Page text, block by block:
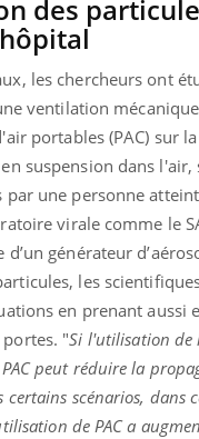
des
les chercheurs ont
ventilation
portables (PAC) sur
suspension dans l'air,
par une personne
virale comme le
d’un générateur
les
en prenant aussi
"Si l'utilisation de
peut réduire la
scénarios, dans
de PAC a